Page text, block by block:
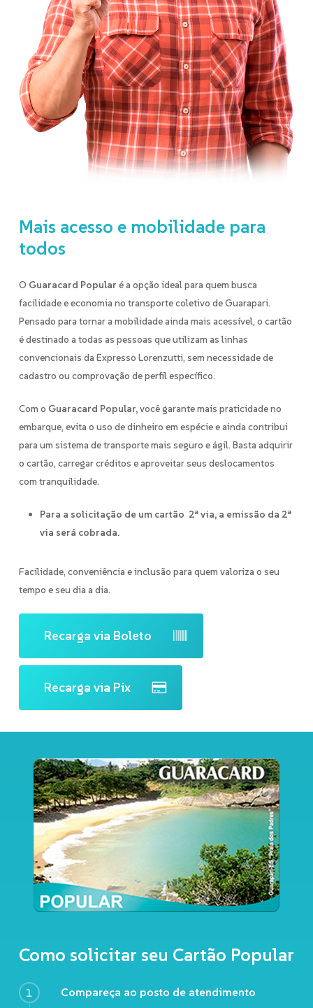
Mais acesso e mobilidade para
todos
O Guaracard Popular é a opção ideal para quem busca
facilidade e economia no transporte coletivo de Guarapari.
Pensado para tornar a mobilidade ainda mais acessível, o cartão
é destinado a todas as pessoas que utilizam as linhas
convencionais da Expresso Lorenzutti, sem necessidade de
cadastro ou comprovação de perfil específico.
Com o Guaracard Popular,você garante mais praticidade no
embarque, evita o uso de dinheiro em espécie e ainda contribui
para um sistema de transporte mais seguro e ágil. Basta adquirir
o cartão, carregar créditos e aproveitar seus deslocamentos
com tranquilidade.
Para a solicitação de um cartão 2ª via, a emissão da 2ª
via será cobrada.
Facilidade, conveniência e inclusão para quem valoriza o seu
tempo e seu dia a dia.
Recarga via Boleto
Recarga via Pix
Como solicitar seu Cartão Popular
1 Compareça ao posto de atendimento